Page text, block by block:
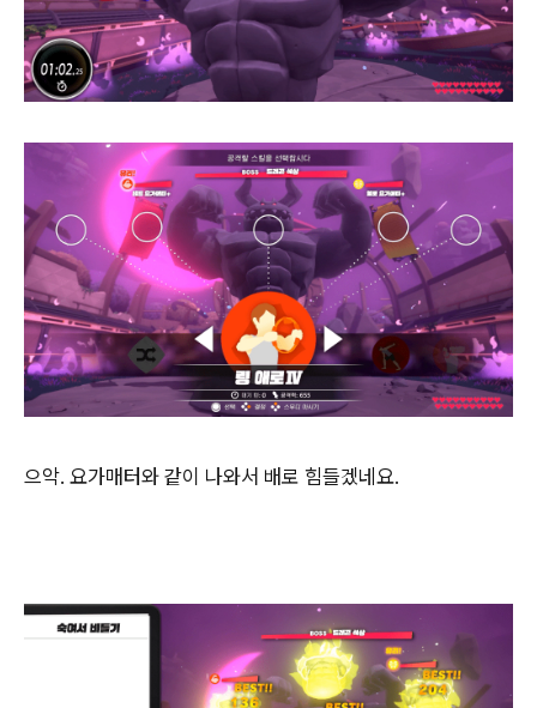
으악. 요가매터와 같이 나와서 배로 힘들겠네요.